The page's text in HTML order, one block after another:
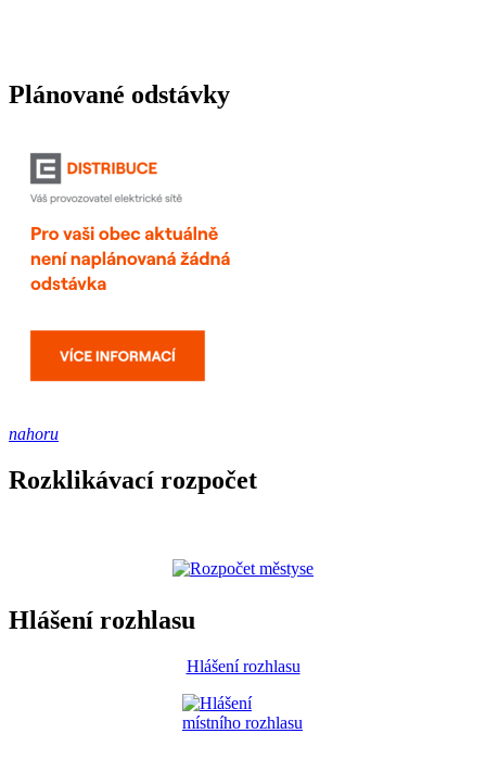
Plánované odstávky
nahoru
Rozklikávací rozpočet
Hlášení rozhlasu
Hlášení rozhlasu